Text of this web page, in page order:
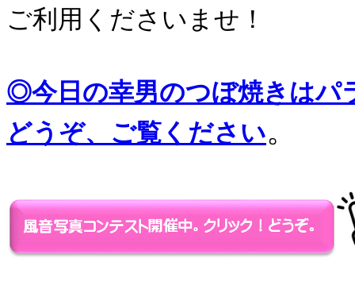
ご利用くださいませ！
◎今日の幸男のつぼ焼きはパ
どうぞ、ご覧ください。